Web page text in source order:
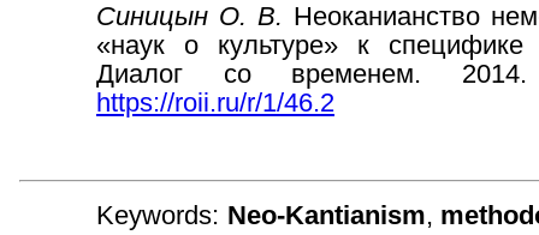
Синицын О. В. Неоканианство
«наук о культуре» к специфике
Диалог со временем.
https://roii.ru/r/1/46.2
Keywords: Neo-Kantianism,